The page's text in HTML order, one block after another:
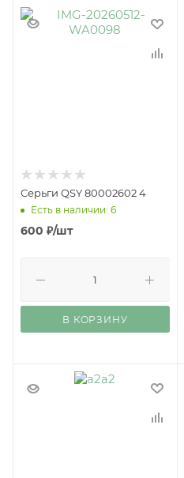
Серьги QSY 80002602 4
Есть в наличии: 6
600 ₽/шт
В КОРЗИНУ